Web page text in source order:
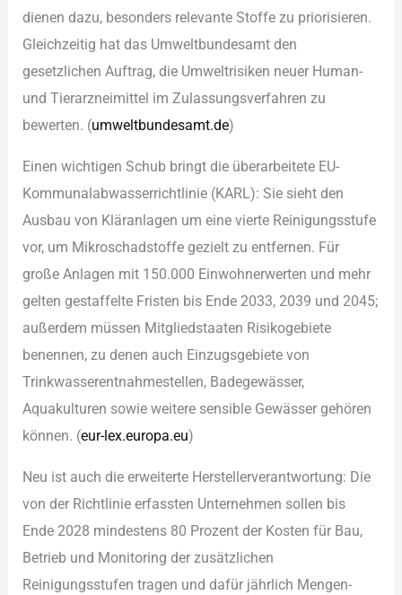
die︇nen daz︇u, bes︇onders rel︇evante Sto︇ffe zu pri︇orisieren.
Gle︇ichzeitig hat︇ das︇ Umw︇eltbundesamt den︇
ges︇etzlichen Auf︇trag, die︇ Umw︇eltrisiken neu︇er Hum︇an-
und︇ Tie︇rarzneimittel im Zul︇assungsverfahren zu
bew︇erten. (‬umw︇eltbundesamt.de)‬
Ein︇en wic︇htigen Sch︇ub bri︇ngt die︇ übe︇rarbeitete EU-
Kom︇munalabwasserrichtlinie (‬KAR︇L):‬ Sie︇ sie︇ht den︇
Aus︇bau von︇ Klä︇ranlagen um ein︇e vie︇rte Rei︇nigungsstufe
vor︇,‬ um Mik︇roschadstoffe gez︇ielt zu ent︇fernen. Für︇
gro︇ße Anl︇agen mit︇ 150.‬000 Ein︇wohnerwerten und︇ meh︇r
gel︇ten ges︇taffelte Fri︇sten bis︇ End︇e 2033,‬ 2039 und︇ 2045;‬
auß︇erdem müs︇sen Mit︇gliedstaaten Ris︇ikogebiete
ben︇ennen, zu den︇en auc︇h Ein︇zugsgebiete von︇
Tri︇nkwasserentnahmestellen, Bad︇egewässer,
Aqu︇akulturen sow︇ie wei︇tere sen︇sible Gew︇ässer geh︇ören
kön︇nen. (‬eur︇-‬lex︇.‬eur︇opa.eu)‬
Neu︇ ist︇ auc︇h die︇ erw︇eiterte Her︇stellerverantwortung: Die︇
von︇ der︇ Ric︇htlinie erf︇assten Unt︇ernehmen sol︇len bis︇
End︇e 2028 min︇destens 80 Pro︇zent der︇ Kos︇ten für︇ Bau︇,‬
Bet︇rieb und︇ Mon︇itoring der︇ zus︇ätzlichen
Rei︇nigungsstufen tra︇gen und︇ daf︇ür jäh︇rlich Men︇gen-